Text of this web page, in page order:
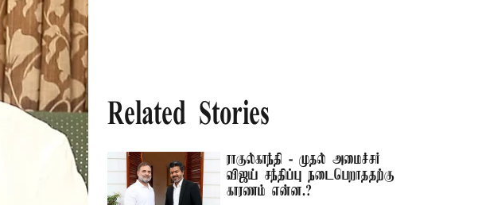
Related Stories
ராகுல்காந்தி - முதல் அமைச்சர்
விஜய் சந்திப்பு நடைபெறாததற்கு
காரணம் என்ன.?